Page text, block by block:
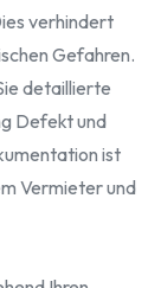
verhindert
Gefahren.
detaillierte
Defekt und
ist
Vermieter und